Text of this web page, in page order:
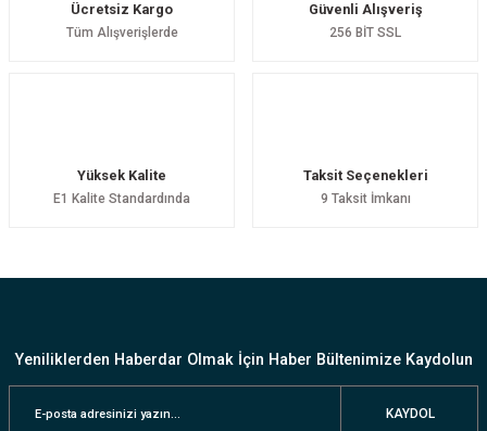
Çok teşekkür ederiz çok güzel avize tereddüt etmeden alın ilgi alaka çok iyi ilk defa bir
alışverişte telefon numarası mesaj atılıp sorun olursa arayabilirsiniz dendi
16 M2 lik odama beyaz ışık biraz fazla geldi diğer odalara da alıcam ama bu sefer gün
ışığı alicam sorunsuz kısa sürede elime ulaştı Monte etmek çok kolay teşekkürler
Teşekkür
Yorum Yaz
Ücretsiz Kargo
Tüm Alışverişlerde
Güvenli Alışveriş
256 BİT SSL
Yüksek Kalite
E1 Kalite Standardında
Taksit Seçenekleri
9 Taksit İmkanı
Yeniliklerden Haberdar Olmak İçin Haber Bültenimize Kaydolun
KAYDOL